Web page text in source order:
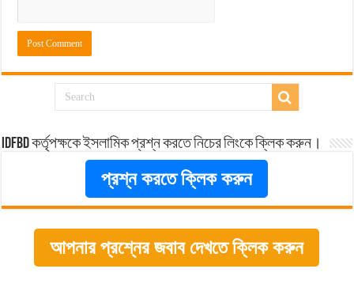
idfbd কর্তৃপক্ষকে ইসলামিক প্রশ্ন করতে নিচের লিংকে ক্লিক করুন।
প্রশ্ন করতে ক্লিক করুন
আপনার প্রশ্নের জবাব দেখতে ক্লিক করুন